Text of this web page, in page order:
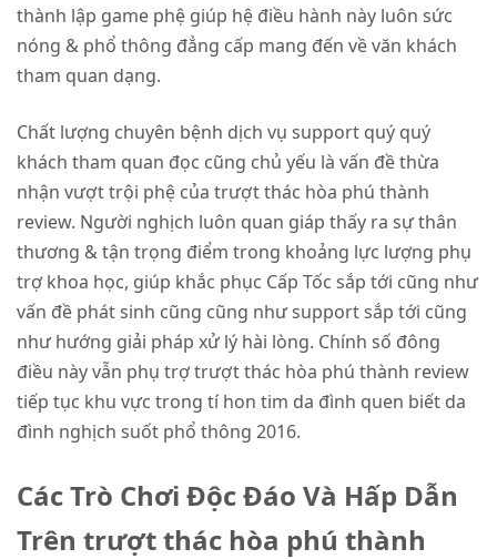
thành lập game phệ giúp hệ điều hành này luôn sức
nóng & phổ thông đẳng cấp mang đến về văn khách
tham quan dạng.
Chất lượng chuyên bệnh dịch vụ support quý quý
khách tham quan đọc cũng chủ yếu là vấn đề thừa
nhận vượt trội phệ của trượt thác hòa phú thành
review. Người nghịch luôn quan giáp thấy ra sự thân
thương & tận trọng điểm trong khoảng lực lượng phụ
trợ khoa học, giúp khắc phục Cấp Tốc sắp tới cũng như
vấn đề phát sinh cũng cũng như support sắp tới cũng
như hướng giải pháp xử lý hài lòng. Chính số đông
điều này vẫn phụ trợ trượt thác hòa phú thành review
tiếp tục khu vực trong tí hon tim da đình quen biết da
đình nghịch suốt phổ thông 2016.
Các Trò Chơi Độc Đáo Và Hấp Dẫn
Trên trượt thác hòa phú thành